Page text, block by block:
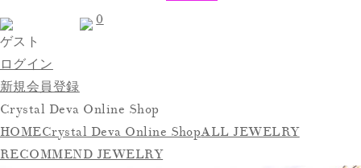
ゲスト
ログイン
新規会員登録
0
Crystal Deva Online Shop
HOMECrystal Deva Online ShopALL JEWELRY
RECOMMEND JEWELRY